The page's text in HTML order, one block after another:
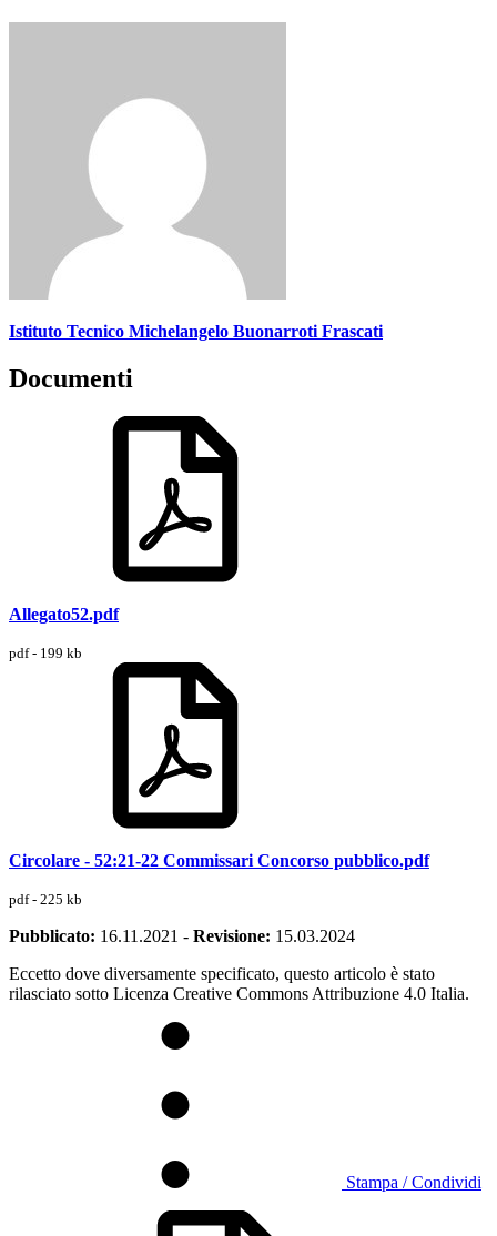
Istituto Tecnico Michelangelo Buonarroti Frascati
Documenti
Allegato52.pdf
pdf - 199 kb
Circolare - 52:21-22 Commissari Concorso pubblico.pdf
pdf - 225 kb
Pubblicato: 16.11.2021 - Revisione: 15.03.2024
Eccetto dove diversamente specificato, questo articolo è stato
rilasciato sotto Licenza Creative Commons Attribuzione 4.0 Italia.
Stampa / Condividi